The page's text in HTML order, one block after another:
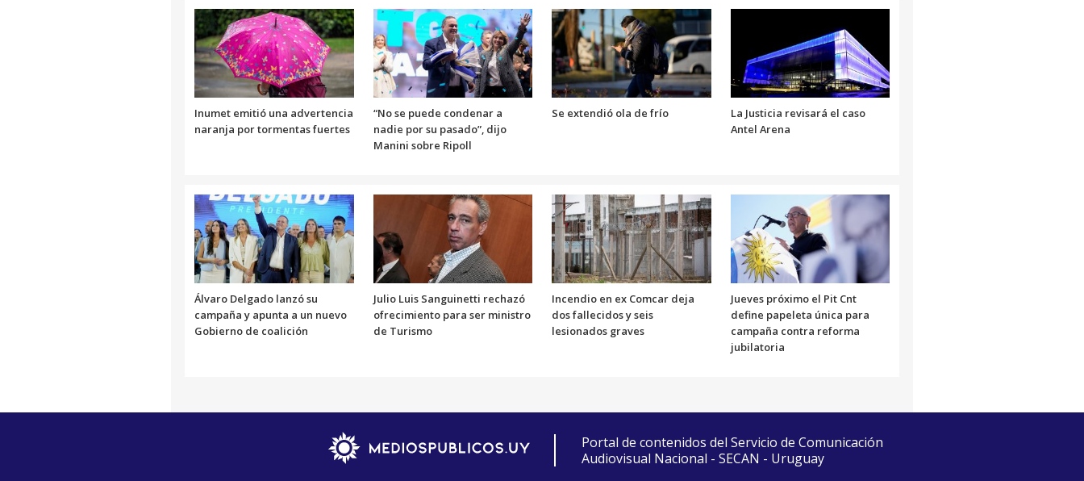
Inumet emitió una advertencia
naranja por tormentas fuertes
“No se puede condenar a
nadie por su pasado”, dijo
Manini sobre Ripoll
Se extendió ola de frío
La Justicia revisará el caso
Antel Arena
Álvaro Delgado lanzó su
campaña y apunta a un nuevo
Gobierno de coalición
Julio Luis Sanguinetti rechazó
ofrecimiento para ser ministro
de Turismo
Incendio en ex Comcar deja
dos fallecidos y seis
lesionados graves
Jueves próximo el Pit Cnt
define papeleta única para
campaña contra reforma
jubilatoria
Portal de contenidos del Servicio de Comunicación
Audiovisual Nacional - SECAN - Uruguay